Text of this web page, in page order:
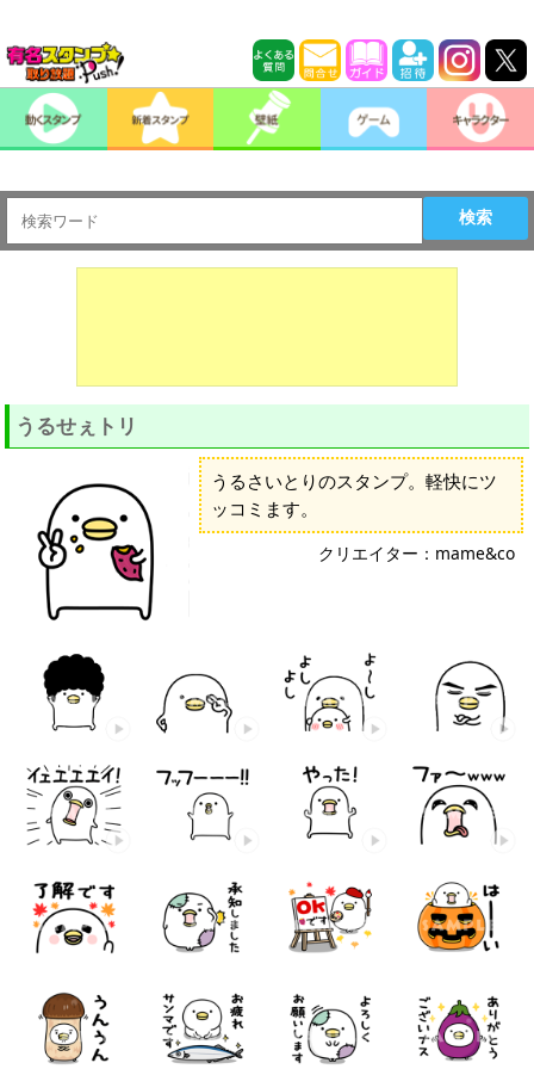
検索
うるせぇトリ
うるさいとりのスタンプ。軽快にツ
ッコミます。
クリエイター：mame&co